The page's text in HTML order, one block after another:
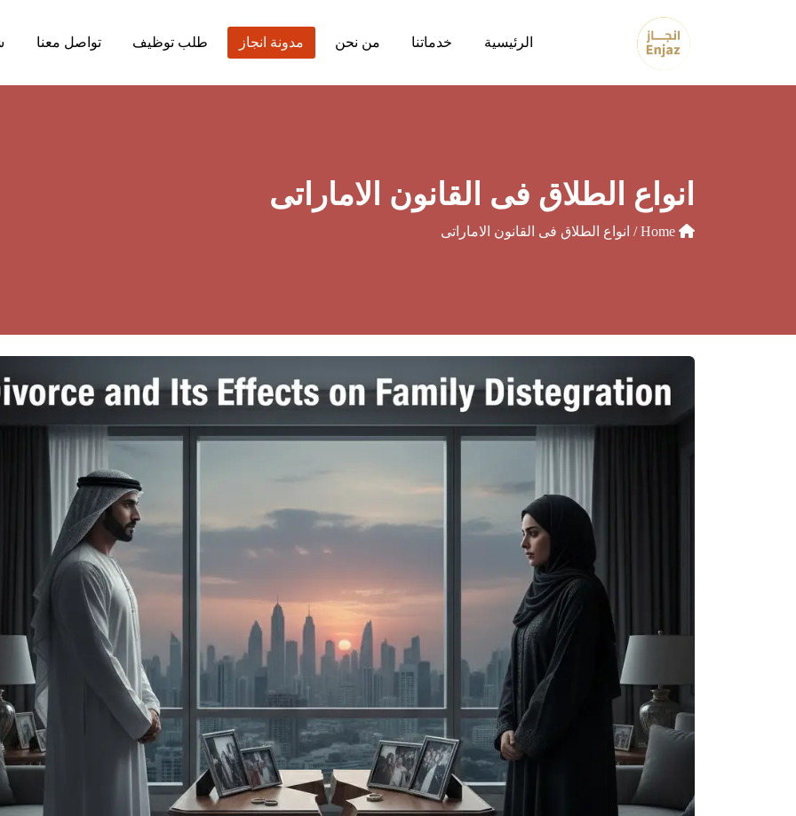
الرئيسية خدماتنا من نحن مدونة انجاز طلب توظيف تواصل معنا
انواع الطلاق فى القانون الاماراتى
/ انواع الطلاق فى القانون الاماراتى